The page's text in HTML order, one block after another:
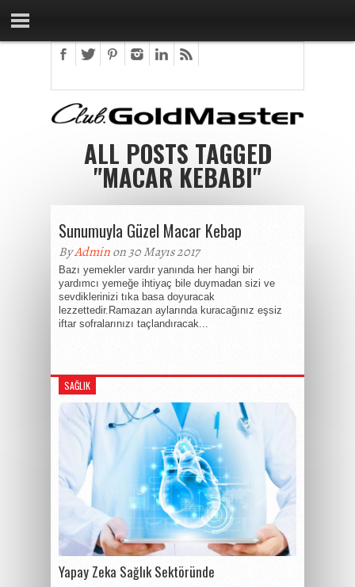
ALL POSTS TAGGED
"MACAR KEBABI"
Sunumuyla Güzel Macar Kebap
ByAdminon 30 Mayıs 2017
Bazı yemekler vardır yanında her hangi bir
yardımcı yemeğe ihtiyaç bile duymadan sizi ve
sevdiklerinizi tıka basa doyuracak
lezzettedir.Ramazan aylarında kuracağınız eşsiz
iftar sofralarınızı taçlandıracak...
SAĞLIK
Yapay Zeka Sağlık Sektöründe